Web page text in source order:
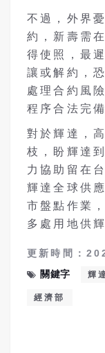
不過，外界
約，新壽需
得使照，最
讓或解約，
處理合約風
程序合法完備
對於輝達，
枝，盼輝達
力協助留在
輝達全球供
市盤點作業
多處用地供
更新時間：
關鍵字
輝
經濟部